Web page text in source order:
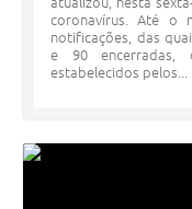
coronavírus. Até o
notificações, das
e 90 encerradas,
estabelecidos pelos...